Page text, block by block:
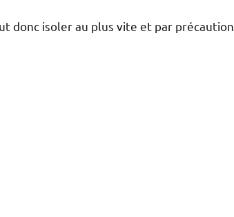
donc isoler au plus vite et par précaution